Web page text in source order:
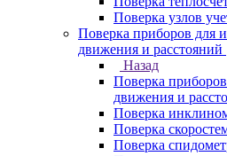
Поверка узлов
Поверка приборов для
движения и расстояний
Назад
Поверка
движения и
Поверка
Поверка
Поверка